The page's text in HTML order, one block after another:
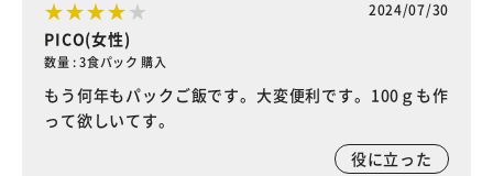
2024/07/30
PICO(女性)
数量 : 3食パック 購入
もう何年もパックご飯です。大変便利です。100ｇも作
って欲しいてす。
役に立った